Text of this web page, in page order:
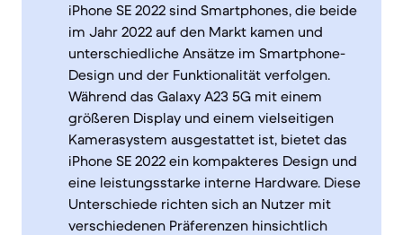
iPhone SE 2022 sind Smartphones, die beide
im Jahr 2022 auf den Markt kamen und
unterschiedliche Ansätze im Smartphone-
Design und der Funktionalität verfolgen.
Während das Galaxy A23 5G mit einem
größeren Display und einem vielseitigen
Kamerasystem ausgestattet ist, bietet das
iPhone SE 2022 ein kompakteres Design und
eine leistungsstarke interne Hardware. Diese
Unterschiede richten sich an Nutzer mit
verschiedenen Präferenzen hinsichtlich